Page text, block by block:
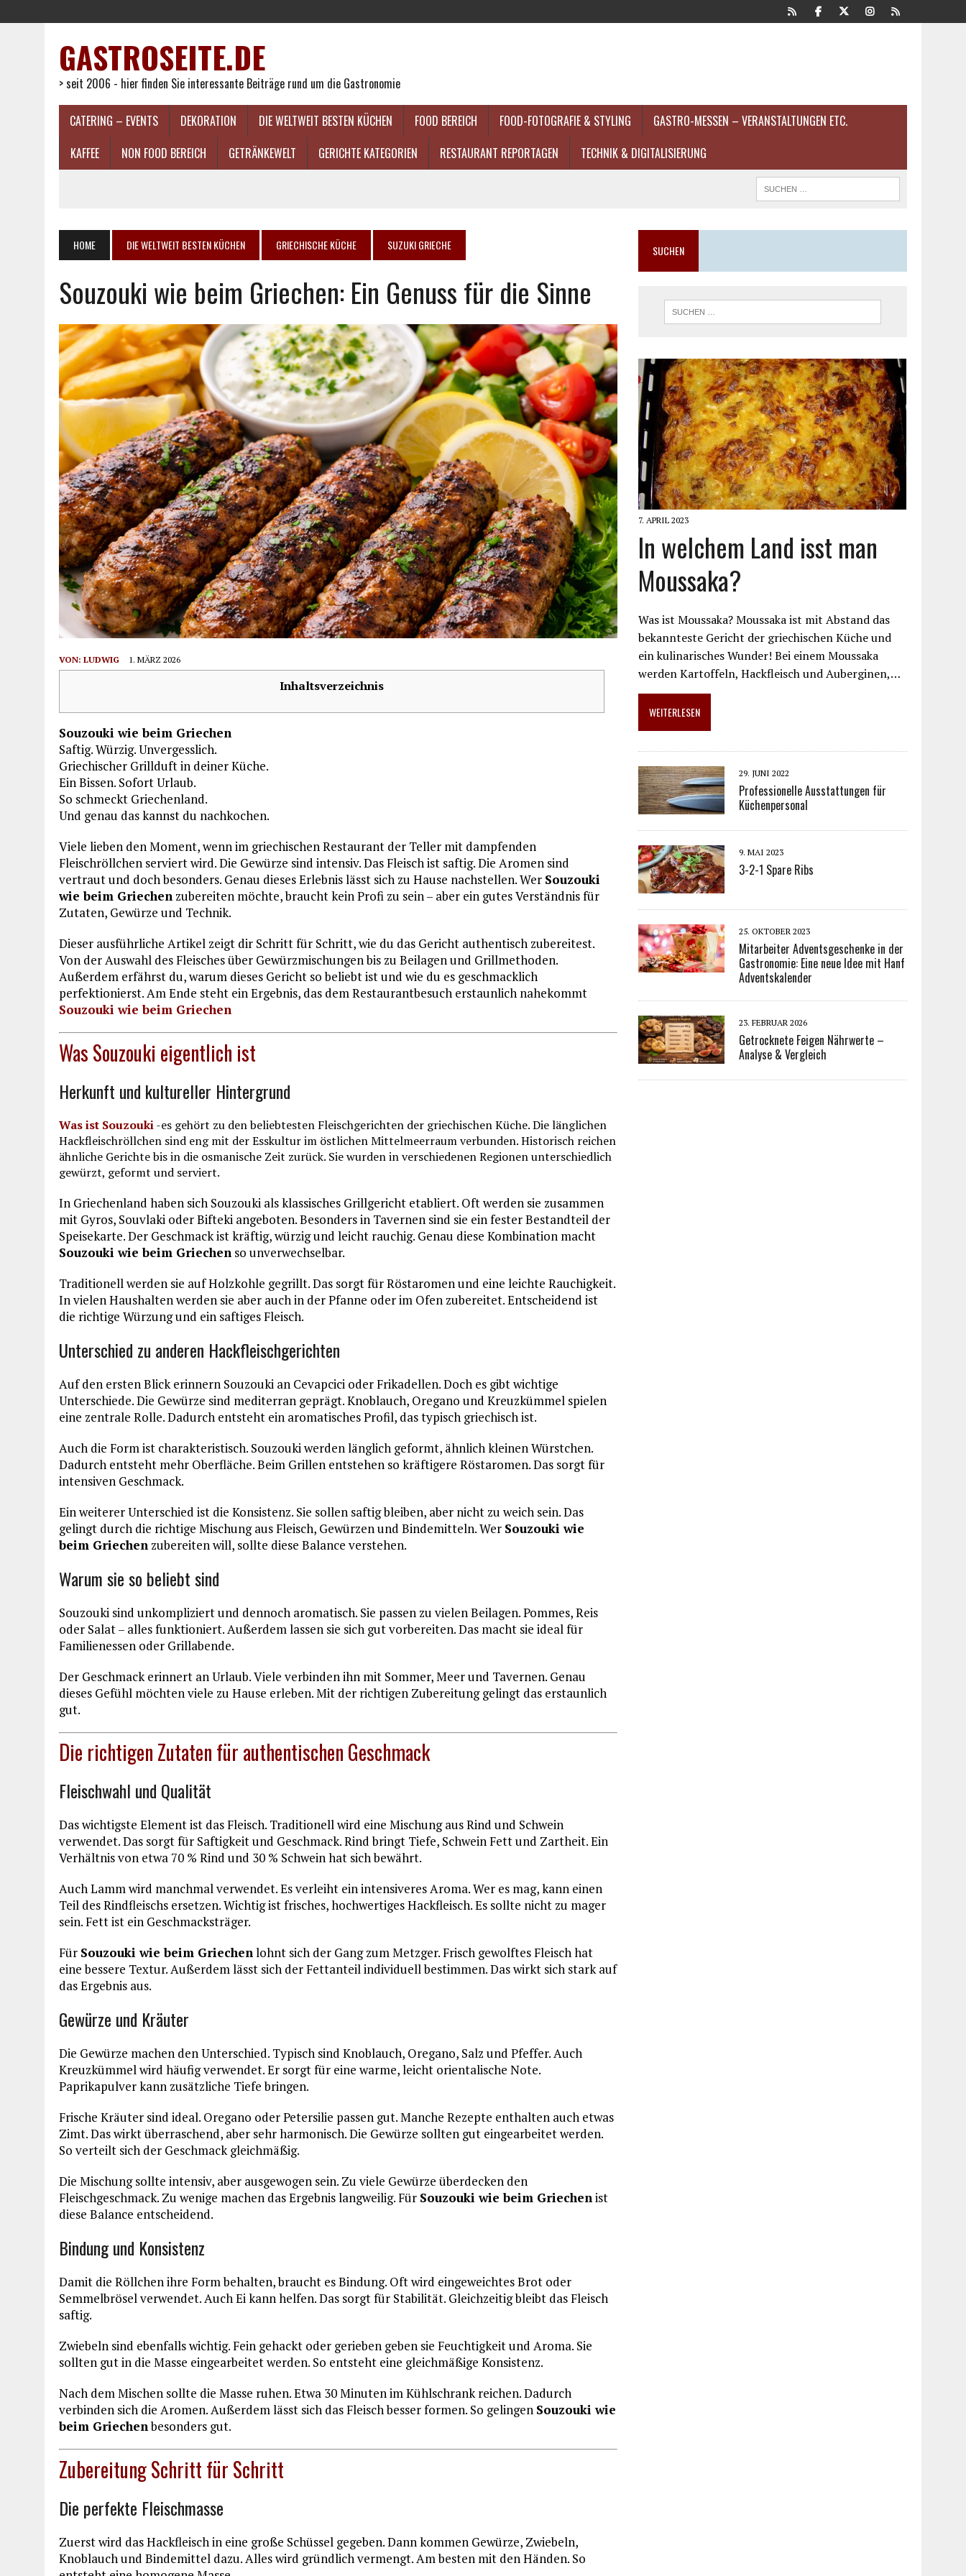
GASTROSEITE.DE
> seit 2006 - hier finden Sie interessante Beiträge rund um die Gastronomie
CATERING – EVENTS DEKORATION DIE WELTWEIT BESTEN KÜCHEN FOOD BEREICH FOOD-FOTOGRAFIE & STYLING
GASTRO-MESSEN – VERANSTALTUNGEN ETC.
KAFFEE
NON FOOD BEREICH GETRÄNKEWELT GERICHTE KATEGORIEN RESTAURANT REPORTAGEN TECHNIK & DIGITALISIERUNG
HOME DIE WELTWEIT BESTEN KÜCHEN GRIECHISCHE KÜCHE SUZUKI GRIECHE
Souzouki wie beim Griechen: Ein Genuss für die Sinne
VON: LUDWIG 1. MÄRZ 2026
Inhaltsverzeichnis
Souzouki wie beim Griechen
Saftig. Würzig. Unvergesslich.
Griechischer Grillduft in deiner Küche.
Ein Bissen. Sofort Urlaub.
So schmeckt Griechenland.
Und genau das kannst du nachkochen.
Viele lieben den Moment, wenn im griechischen Restaurant der Teller mit dampfenden
Fleischröllchen serviert wird. Die Gewürze sind intensiv. Das Fleisch ist saftig. Die Aromen sind
vertraut und doch besonders. Genau dieses Erlebnis lässt sich zu Hause nachstellen. Wer Souzouki
wie beim Griechen zubereiten möchte, braucht kein Profi zu sein – aber ein gutes Verständnis für
Zutaten, Gewürze und Technik.
Dieser ausführliche Artikel zeigt dir Schritt für Schritt, wie du das Gericht authentisch zubereitest.
Von der Auswahl des Fleisches über Gewürzmischungen bis zu Beilagen und Grillmethoden.
Außerdem erfährst du, warum dieses Gericht so beliebt ist und wie du es geschmacklich
perfektionierst. Am Ende steht ein Ergebnis, das dem Restaurantbesuch erstaunlich nahekommt
Souzouki wie beim Griechen
Was Souzouki eigentlich ist
Herkunft und kultureller Hintergrund
Was ist Souzouki-es gehört zu den beliebtesten Fleischgerichten der griechischen Küche. Die länglichen
Hackfleischröllchen sind eng mit der Esskultur im östlichen Mittelmeerraum verbunden. Historisch reichen
ähnliche Gerichte bis in die osmanische Zeit zurück. Sie wurden in verschiedenen Regionen unterschiedlich
gewürzt, geformt und serviert.
In Griechenland haben sich Souzouki als klassisches Grillgericht etabliert. Oft werden sie zusammen
mit Gyros, Souvlaki oder Bifteki angeboten. Besonders in Tavernen sind sie ein fester Bestandteil der
Speisekarte. Der Geschmack ist kräftig, würzig und leicht rauchig. Genau diese Kombination macht
Souzouki wie beim Griechen so unverwechselbar.
Traditionell werden sie auf Holzkohle gegrillt. Das sorgt für Röstaromen und eine leichte Rauchigkeit.
In vielen Haushalten werden sie aber auch in der Pfanne oder im Ofen zubereitet. Entscheidend ist
die richtige Würzung und ein saftiges Fleisch.
Unterschied zu anderen Hackfleischgerichten
Auf den ersten Blick erinnern Souzouki an Cevapcici oder Frikadellen. Doch es gibt wichtige
Unterschiede. Die Gewürze sind mediterran geprägt. Knoblauch, Oregano und Kreuzkümmel spielen
eine zentrale Rolle. Dadurch entsteht ein aromatisches Profil, das typisch griechisch ist.
Auch die Form ist charakteristisch. Souzouki werden länglich geformt, ähnlich kleinen Würstchen.
Dadurch entsteht mehr Oberfläche. Beim Grillen entstehen so kräftigere Röstaromen. Das sorgt für
intensiven Geschmack.
Ein weiterer Unterschied ist die Konsistenz. Sie sollen saftig bleiben, aber nicht zu weich sein. Das
gelingt durch die richtige Mischung aus Fleisch, Gewürzen und Bindemitteln. Wer Souzouki wie
beim Griechen zubereiten will, sollte diese Balance verstehen.
Warum sie so beliebt sind
Souzouki sind unkompliziert und dennoch aromatisch. Sie passen zu vielen Beilagen. Pommes, Reis
oder Salat – alles funktioniert. Außerdem lassen sie sich gut vorbereiten. Das macht sie ideal für
Familienessen oder Grillabende.
Der Geschmack erinnert an Urlaub. Viele verbinden ihn mit Sommer, Meer und Tavernen. Genau
dieses Gefühl möchten viele zu Hause erleben. Mit der richtigen Zubereitung gelingt das erstaunlich
gut.
Die richtigen Zutaten für authentischen Geschmack
Fleischwahl und Qualität
Das wichtigste Element ist das Fleisch. Traditionell wird eine Mischung aus Rind und Schwein
verwendet. Das sorgt für Saftigkeit und Geschmack. Rind bringt Tiefe, Schwein Fett und Zartheit. Ein
Verhältnis von etwa 70 % Rind und 30 % Schwein hat sich bewährt.
Auch Lamm wird manchmal verwendet. Es verleiht ein intensiveres Aroma. Wer es mag, kann einen
Teil des Rindfleischs ersetzen. Wichtig ist frisches, hochwertiges Hackfleisch. Es sollte nicht zu mager
sein. Fett ist ein Geschmacksträger.
Für Souzouki wie beim Griechenlohnt sich der Gang zum Metzger. Frisch gewolftes Fleisch hat
eine bessere Textur. Außerdem lässt sich der Fettanteil individuell bestimmen. Das wirkt sich stark auf
das Ergebnis aus.
Gewürze und Kräuter
Die Gewürze machen den Unterschied. Typisch sind Knoblauch, Oregano, Salz und Pfeffer. Auch
Kreuzkümmel wird häufig verwendet. Er sorgt für eine warme, leicht orientalische Note.
Paprikapulver kann zusätzliche Tiefe bringen.
Frische Kräuter sind ideal. Oregano oder Petersilie passen gut. Manche Rezepte enthalten auch etwas
Zimt. Das wirkt überraschend, aber sehr harmonisch. Die Gewürze sollten gut eingearbeitet werden.
So verteilt sich der Geschmack gleichmäßig.
Die Mischung sollte intensiv, aber ausgewogen sein. Zu viele Gewürze überdecken den
Fleischgeschmack. Zu wenige machen das Ergebnis langweilig. Für Souzouki wie beim Griechenist
diese Balance entscheidend.
Bindung und Konsistenz
Damit die Röllchen ihre Form behalten, braucht es Bindung. Oft wird eingeweichtes Brot oder
Semmelbrösel verwendet. Auch Ei kann helfen. Das sorgt für Stabilität. Gleichzeitig bleibt das Fleisch
saftig.
Zwiebeln sind ebenfalls wichtig. Fein gehackt oder gerieben geben sie Feuchtigkeit und Aroma. Sie
sollten gut in die Masse eingearbeitet werden. So entsteht eine gleichmäßige Konsistenz.
Nach dem Mischen sollte die Masse ruhen. Etwa 30 Minuten im Kühlschrank reichen. Dadurch
verbinden sich die Aromen. Außerdem lässt sich das Fleisch besser formen. So gelingen Souzouki wie
beim Griechenbesonders gut.
Zubereitung Schritt für Schritt
Die perfekte Fleischmasse
Zuerst wird das Hackfleisch in eine große Schüssel gegeben. Dann kommen Gewürze, Zwiebeln,
Knoblauch und Bindemittel dazu. Alles wird gründlich vermengt. Am besten mit den Händen. So
SUCHEN
7. APRIL 2023
In welchem Land isst man
Moussaka?
Was ist Moussaka? Moussaka ist mit Abstand das
bekannteste Gericht der griechischen Küche und
ein kulinarisches Wunder! Bei einem Moussaka
werden Kartoffeln, Hackfleisch und Auberginen,…
WEITERLESEN
29. JUNI 2022
Professionelle Ausstattungen für
Küchenpersonal
9. MAI 2023
3-2-1 Spare Ribs
25. OKTOBER 2023
Mitarbeiter Adventsgeschenke in der
Gastronomie: Eine neue Idee mit Hanf
Adventskalender
23. FEBRUAR 2026
Getrocknete Feigen Nährwerte –
Analyse & Vergleich